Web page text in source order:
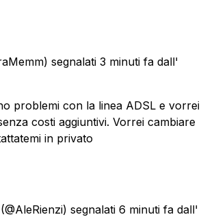
segnalati 3 minuti fa dall'
problemi con la linea ADSL e vorrei
costi aggiuntivi. Vorrei cambiare
in privato
(@AleRienzi) segnalati 6 minuti fa dall'